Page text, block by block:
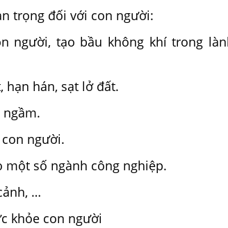
trọng đối với con người:
người, tạo bầu không khí trong
hạn hán, sạt lở đất.
người.
một số ngành công nghiệp.
…
khỏe con người